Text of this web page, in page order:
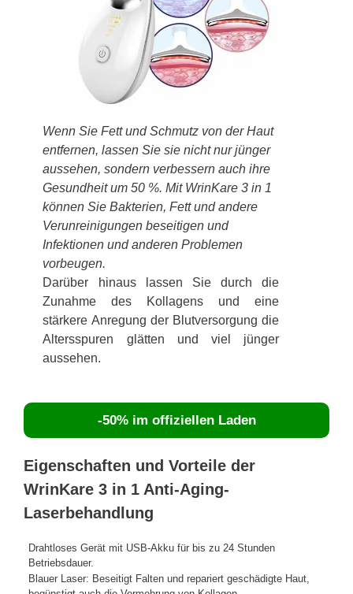
Wenn Sie Fett und Schmutz von der Haut
entfernen, lassen Sie sie nicht nur jünger
aussehen, sondern verbessern auch ihre
Gesundheit um 50 %. Mit WrinKare 3 in 1
können Sie Bakterien, Fett und andere
Verunreinigungen beseitigen und
Infektionen und anderen Problemen
vorbeugen.
Darüber hinaus lassen Sie durch die
Zunahme des Kollagens und eine
stärkere Anregung der Blutversorgung die
Altersspuren glätten und viel jünger
aussehen.
-50% im offiziellen Laden
Eigenschaften und Vorteile der
WrinKare 3 in 1 Anti-Aging-
Laserbehandlung
Drahtloses Gerät mit USB-Akku für bis zu 24 Stunden
Betriebsdauer.
Blauer Laser: Beseitigt Falten und repariert geschädigte Haut,